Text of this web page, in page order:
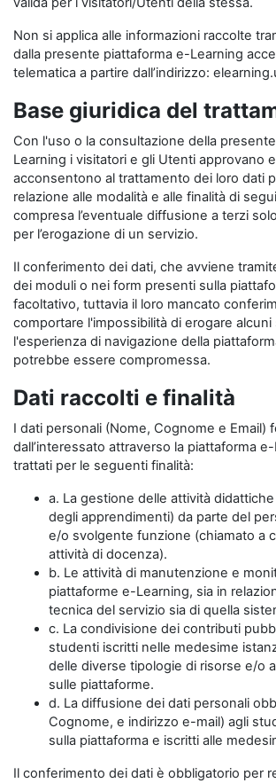
Non si applica alle informazioni raccolte
dalla presente piattaforma e-Learning
telematica a partire dall’indirizzo:
Base giuridica del
Con l'uso o la consultazione della
Learning i visitatori e gli Utenti approvano
acconsentono al trattamento dei loro dati
relazione alle modalità e alle finalità di
compresa l’eventuale diffusione a terzi
per l’erogazione di un servizio.
Il conferimento dei dati, che avviene
dei moduli o nei form presenti sulla
facoltativo, tuttavia il loro mancato
comportare l'impossibilità di erogare alcuni
l'esperienza di navigazione della
potrebbe essere compromessa.
Dati raccolti e finalità
I dati personali (Nome, Cognome e Email)
dall’interessato attraverso la piattaforma
trattati per le seguenti finalità:
a. La gestione delle attività
degli apprendimenti) da parte del
e/o svolgente funzione (chiamato a
attività di docenza).
b. Le attività di manutenzione e
piattaforme e-Learning, sia in
tecnica del servizio sia di quella
c. La condivisione dei contributi
studenti iscritti nelle medesime
delle diverse tipologie di risorse e/o
sulle piattaforme.
d. La diffusione dei dati personali
Cognome, e indirizzo e-mail) agli
sulla piattaforma e iscritti alle
Il conferimento dei dati è obbligatorio per